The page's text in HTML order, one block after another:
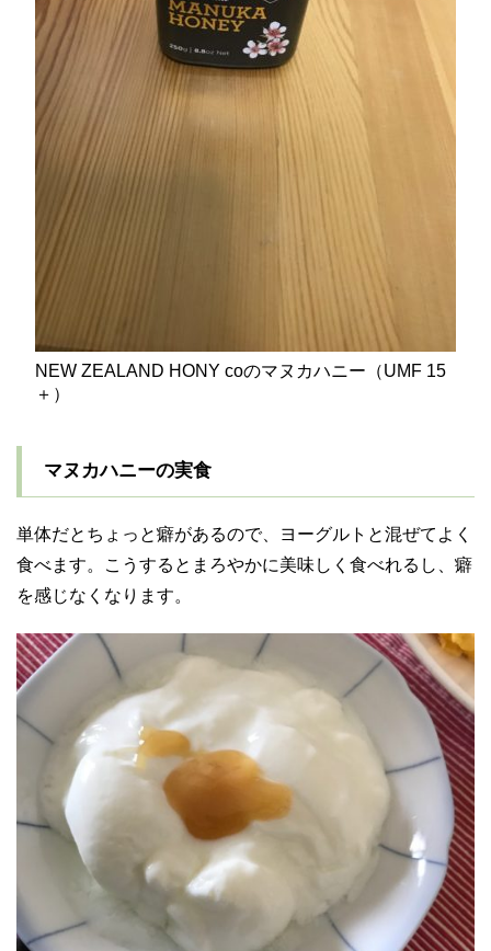
NEW ZEALAND HONY coのマヌカハニー（UMF 15
＋）
マヌカハニーの実食
単体だとちょっと癖があるので、ヨーグルトと混ぜてよく
食べます。こうするとまろやかに美味しく食べれるし、癖
を感じなくなります。